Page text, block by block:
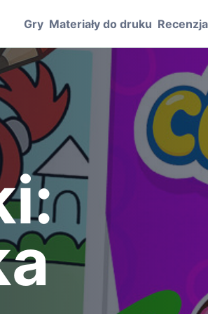
Gry Materiały do druku Recenzja